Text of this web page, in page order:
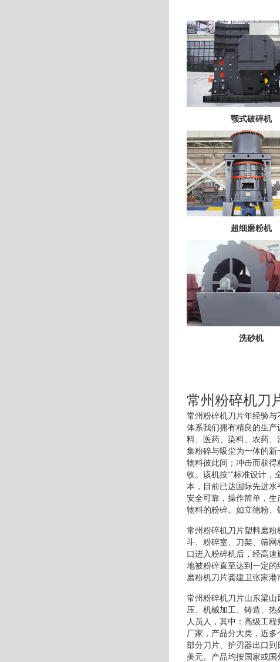
颚式破碎机
超细磨粉机
洗砂机
常州粉碎机刀
常州粉碎机刀片年经验
体系我们拥有精良的生
料、医药、染料、农药、
集粉碎与吸尘为一体的
物料彼此间；冲击而获
收。该机按“”标准设计
本，目前已达国际先进水
安全可靠，操作简单，
物料的粉碎。如立德粉、
常州粉碎机刀片塑料磨
斗、粉碎室、刀架、筛
口进入粉碎机后，经高
地被粉碎直至达到一定
磨粉机刀片龚建卫张家港
常州粉碎机刀片山东梁
压、机械加工、铸造、
人员人，其中：高级工
厂家，产品分大类，近
部分刀片、护刃器出口
美元。产品均按国家或